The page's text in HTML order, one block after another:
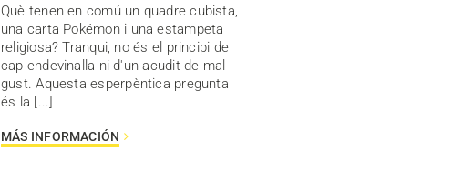
Què tenen en comú un quadre cubista,
una carta Pokémon i una estampeta
religiosa? Tranqui, no és el principi de
cap endevinalla ni d'un acudit de mal
gust. Aquesta esperpèntica pregunta
és la [...]
MÁS INFORMACIÓN